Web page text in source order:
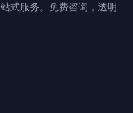
式服务。免费咨询，透明